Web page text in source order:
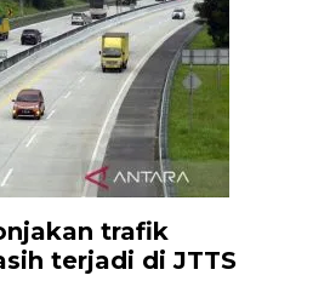
trafik
terjadi di JTTS